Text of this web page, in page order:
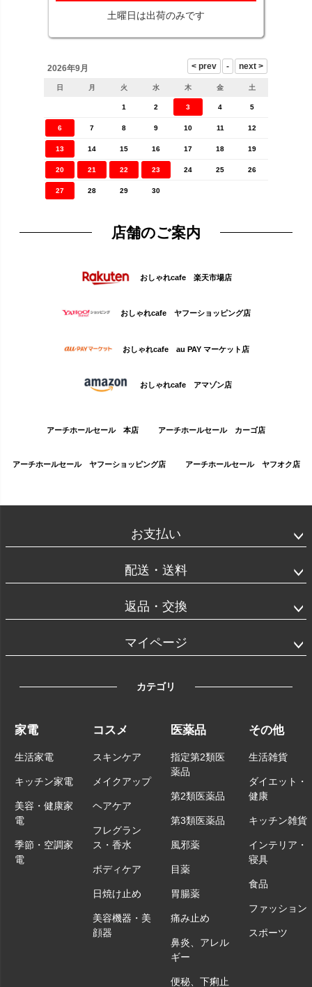
土曜日は出荷のみです
2026年9月
日 月 火 水 木 金 土
1 2 3 4 5
6 7 8 9 10 11 12
13 14 15 16 17 18 19
20 21 22 23 24 25 26
27 28 29 30
店舗のご案内
おしゃれcafe 楽天市場店
おしゃれcafe ヤフーショッピング店
おしゃれcafe au PAY マーケット店
おしゃれcafe アマゾン店
アーチホールセール 本店 アーチホールセール カーゴ店
アーチホールセール ヤフーショッピング店 アーチホールセール ヤフオク店
お支払い
配送・送料
返品・交換
マイページ
カテゴリ
家電
生活家電
キッチン家電
美容・健康家
電
季節・空調家
電
コスメ
スキンケア
メイクアップ
ヘアケア
フレグラン
ス・香水
ボディケア
日焼け止め
美容機器・美
顔器
医薬品
指定第2類医
薬品
第2類医薬品
第3類医薬品
風邪薬
目薬
胃腸薬
痛み止め
鼻炎、アレル
ギー
便秘、下痢止
その他
生活雑貨
ダイエット・
健康
キッチン雑貨
インテリア・
寝具
食品
ファッション
スポーツ